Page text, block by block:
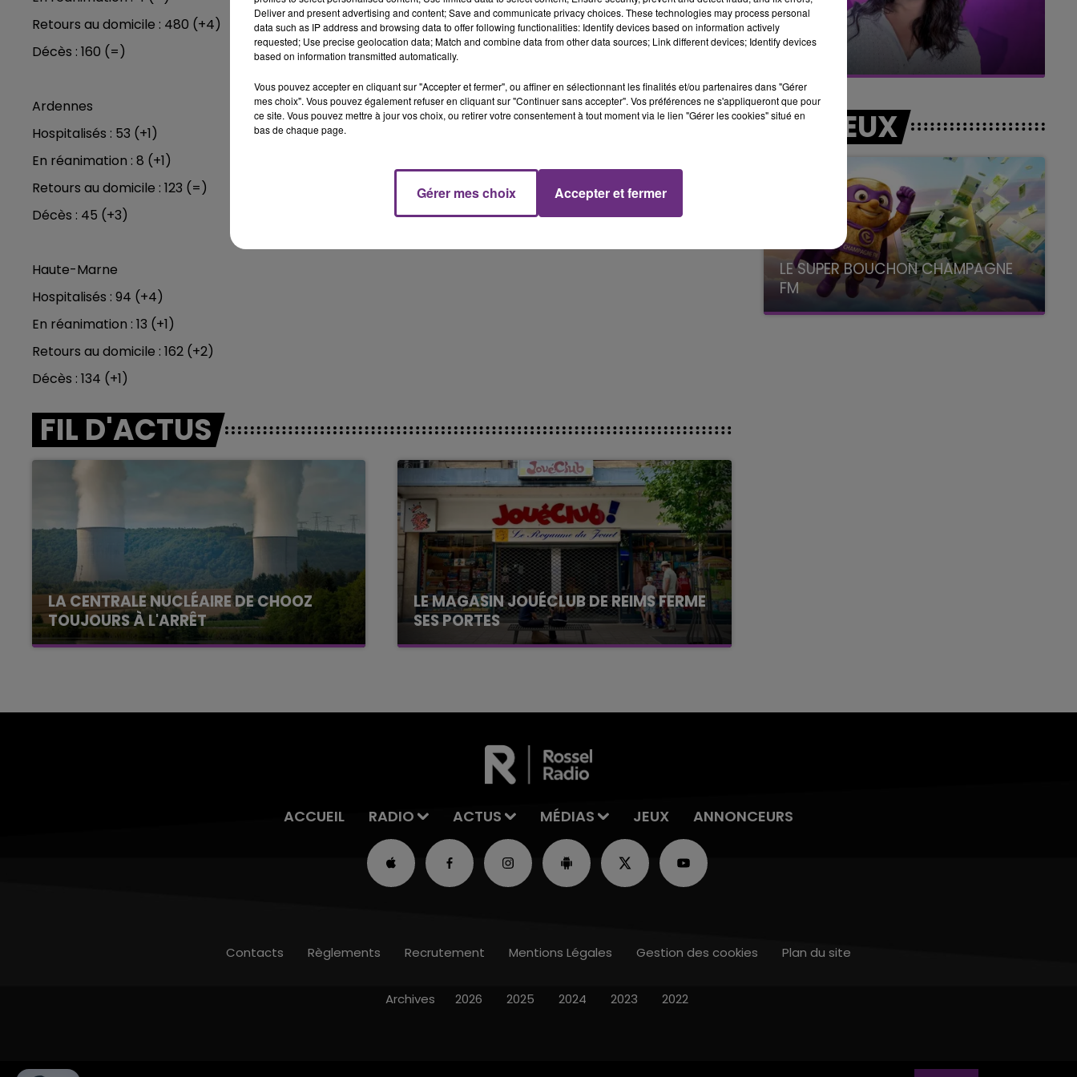
Retours au domicile : 480 (+4)
Décès : 160 (=)
Ardennes
Hospitalisés : 53 (+1)
En réanimation : 8 (+1)
Retours au domicile : 123 (=)
Décès : 45 (+3)
Haute-Marne
Hospitalisés : 94 (+4)
En réanimation : 13 (+1)
Retours au domicile : 162 (+2)
Décès : 134 (+1)
FIL D'ACTUS
LA CENTRALE NUCLÉAIRE DE CHOOZ
TOUJOURS À L'ARRÊT
Cela fait déjà une semaine que la centrale
LE MAGASIN JOUÉCLUB DE REIMS FERME
SES PORTES
C'était l'une des institutions du centre-ville
11h00 - 16h00
Le week-end Champagne FM
16h00 - 20h00
Le Week-end Champagne FM BEST OF
LES JEUX
LE SUPER BOUCHON CHAMPAGNE
FM
avec La Famille Champagne FM, à 8H10
ACCUEIL RADIO ACTUS MÉDIAS JEUX ANNONCEURS
Contacts Règlements Recrutement Mentions Légales Gestion des cookies Plan du site
Archives 2026 2025 2024 2023 2022
Deliver and present advertising and content; Save and communicate privacy choices. These technologies may process personal
data such as IP address and browsing data to offer following functionalities: Identify devices based on information actively
requested; Use precise geolocation data; Match and combine data from other data sources; Link different devices; Identify devices
based on information transmitted automatically.
Vous pouvez accepter en cliquant sur "Accepter et fermer", ou affiner en sélectionnant les finalités et/ou partenaires dans "Gérer
mes choix". Vous pouvez également refuser en cliquant sur "Continuer sans accepter". Vos préférences ne s'appliqueront que pour
ce site. Vous pouvez mettre à jour vos choix, ou retirer votre consentement à tout moment via le lien "Gérer les cookies" situé en
bas de chaque page.
Gérer mes choix Accepter et fermer